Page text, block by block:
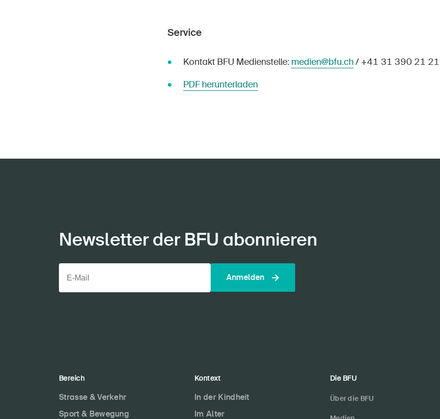
Service
Kontakt BFU Medienstelle: medien@bfu.ch/ +41 31 390 21 21
PDF herunterladen
Newsletter der BFU abonnieren
Anmelden
Bereich
Strasse & Verkehr
Sport & Bewegung
Kontext
In der Kindheit
Im Alter
Die BFU
Über die BFU